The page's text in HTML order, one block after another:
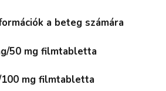
a beteg számára
50 mg filmtabletta
mg filmtabletta